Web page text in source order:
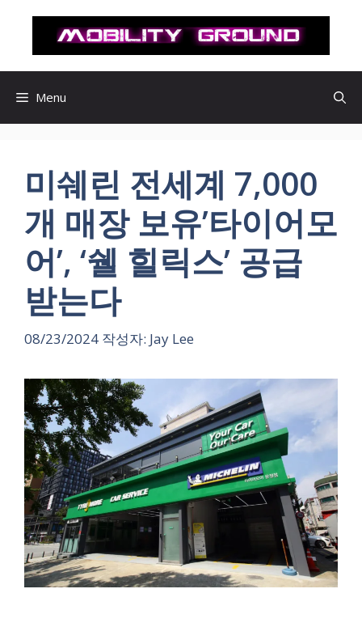
로
Menu
미쉐린 전세계 7,000
개 매장 보유’타이어모
어’, ‘쉘 힐릭스’ 공급
받는다
08/23/2024 작성자: Jay Lee